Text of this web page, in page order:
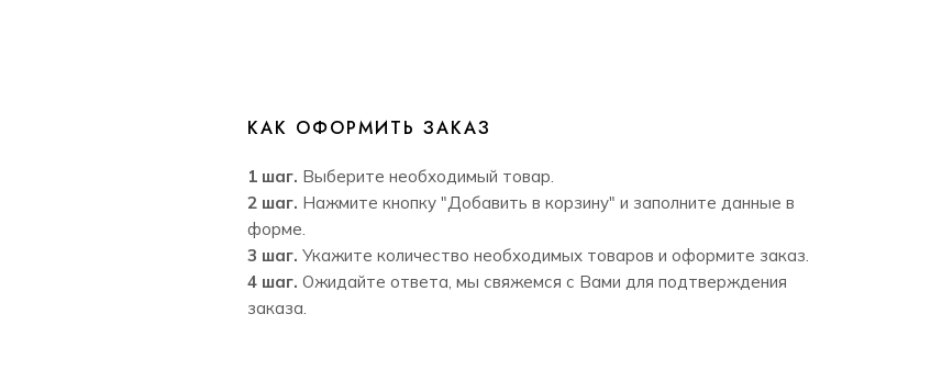
КАК ОФОРМИТЬ ЗАКАЗ
1 шаг. Выберите необходимый товар.
2 шаг. Нажмите кнопку "Добавить в корзину" и заполните данные в
форме.
3 шаг. Укажите количество необходимых товаров и оформите заказ.
4 шаг. Ожидайте ответа, мы свяжемся с Вами для подтверждения
заказа.